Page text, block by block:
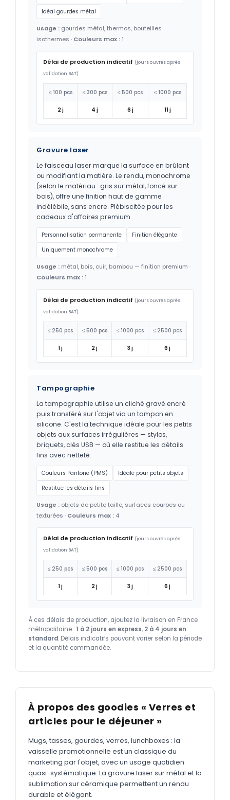
Idéal gourdes métal
Usage : gourdes métal, thermos, bouteilles
isothermes · Couleurs max : 1
Délai de production indicatif (jours ouvrés après
validation BAT)
≤ 100 pcs ≤ 300 pcs ≤ 500 pcs ≤ 1000 pcs
2 j 4 j 6 j 11 j
Gravure laser
Le faisceau laser marque la surface en brûlant
ou modifiant la matière. Le rendu, monochrome
(selon le matériau : gris sur métal, foncé sur
bois), offre une finition haut de gamme
indélébile, sans encre. Plébiscitée pour les
cadeaux d'affaires premium.
Personnalisation permanente
Finition élégante
Uniquement monochrome
Usage : métal, bois, cuir, bambou — finition premium ·
Couleurs max : 1
Délai de production indicatif (jours ouvrés après
validation BAT)
≤ 250 pcs ≤ 500 pcs ≤ 1000 pcs ≤ 2500 pcs
1 j 2 j 3 j 6 j
Tampographie
La tampographie utilise un cliché gravé encré
puis transféré sur l'objet via un tampon en
silicone. C'est la technique idéale pour les petits
objets aux surfaces irrégulières — stylos,
briquets, clés USB — où elle restitue les détails
fins avec netteté.
Couleurs Pantone (PMS)
Idéale pour petits objets
Restitue les détails fins
Usage : objets de petite taille, surfaces courbes ou
texturées · Couleurs max : 4
Délai de production indicatif (jours ouvrés après
validation BAT)
≤ 250 pcs ≤ 500 pcs ≤ 1000 pcs ≤ 2500 pcs
1 j 2 j 3 j 6 j
À ces délais de production, ajoutez la livraison en France
métropolitaine : 1 à 2 jours en express, 2 à 4 jours en
standard. Délais indicatifs pouvant varier selon la période
et la quantité commandée.
À propos des goodies « Verres et
articles pour le déjeuner »
Mugs, tasses, gourdes, verres, lunchboxes : la
vaisselle promotionnelle est un classique du
marketing par l'objet, avec un usage quotidien
quasi-systématique. La gravure laser sur métal et la
sublimation sur céramique permettent un rendu
durable et élégant.